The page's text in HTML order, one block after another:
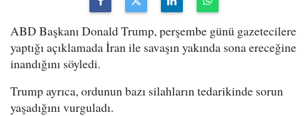
ABD Başkanı Donald Trump, perşembe günü gazetecilere
yaptığı açıklamada İran ile savaşın yakında sona ereceğine
inandığını söyledi.
Trump ayrıca, ordunun bazı silahların tedarikinde sorun
yaşadığını vurguladı.